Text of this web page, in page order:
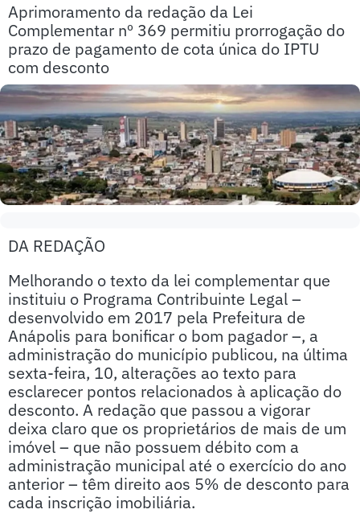
Aprimoramento da redação da Lei
Complementar nº 369 permitiu prorrogação do
prazo de pagamento de cota única do IPTU
com desconto
DA REDAÇÃO
Melhorando o texto da lei complementar que
instituiu o Programa Contribuinte Legal –
desenvolvido em 2017 pela Prefeitura de
Anápolis para bonificar o bom pagador –, a
administração do município publicou, na última
sexta-feira, 10, alterações ao texto para
esclarecer pontos relacionados à aplicação do
desconto. A redação que passou a vigorar
deixa claro que os proprietários de mais de um
imóvel – que não possuem débito com a
administração municipal até o exercício do ano
anterior – têm direito aos 5% de desconto para
cada inscrição imobiliária.